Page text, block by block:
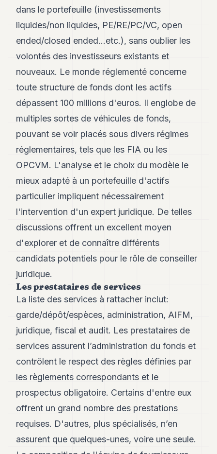
dans le portefeuille (investissements
liquides/non liquides, PE/RE/PC/VC, open
ended/closed ended...etc.), sans oublier les
volontés des investisseurs existants et
nouveaux. Le monde réglementé concerne
toute structure de fonds dont les actifs
dépassent 100 millions d'euros. Il englobe de
multiples sortes de véhicules de fonds,
pouvant se voir placés sous divers régimes
réglementaires, tels que les FIA ou les
OPCVM. L'analyse et le choix du modèle le
mieux adapté à un portefeuille d'actifs
particulier impliquent nécessairement
l'intervention d'un expert juridique. De telles
discussions offrent un excellent moyen
d'explorer et de connaître différents
candidats potentiels pour le rôle de conseiller
juridique.
Les prestataires de services
La liste des services à rattacher inclut:
garde/dépôt/espèces, administration, AIFM,
juridique, fiscal et audit. Les prestataires de
services assurent l’administration du fonds et
contrôlent le respect des règles définies par
les règlements correspondants et le
prospectus obligatoire. Certains d'entre eux
offrent un grand nombre des prestations
requises. D'autres, plus spécialisés, n’en
assurent que quelques-unes, voire une seule.